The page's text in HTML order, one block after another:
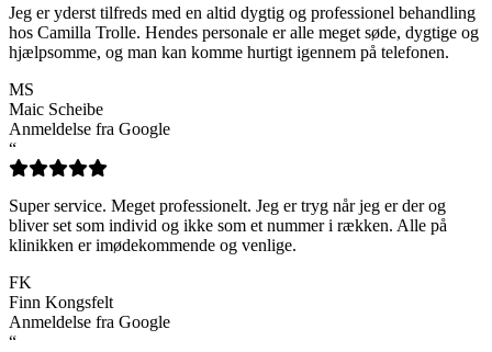
Jeg er yderst tilfreds med en altid dygtig og professionel behandling
hos Camilla Trolle. Hendes personale er alle meget søde, dygtige og
hjælpsomme, og man kan komme hurtigt igennem på telefonen.
MS
Maic Scheibe
Anmeldelse fra Google
“
Super service. Meget professionelt. Jeg er tryg når jeg er der og
bliver set som individ og ikke som et nummer i rækken. Alle på
klinikken er imødekommende og venlige.
FK
Finn Kongsfelt
Anmeldelse fra Google
“